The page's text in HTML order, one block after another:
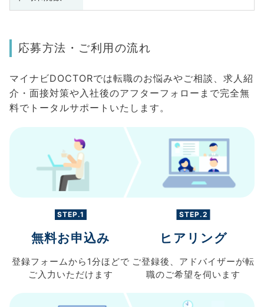
応募方法・ご利用の流れ
マイナビDOCTORでは転職のお悩みやご相談、求人紹
介・面接対策や入社後のアフターフォローまで完全無
料でトータルサポートいたします。
STEP.1
無料お申込み
登録フォームから 1分ほどで
ご入力 いただけます
STEP.2
ヒアリング
ご登録後、 アドバイザーが転
職のご希望を伺います